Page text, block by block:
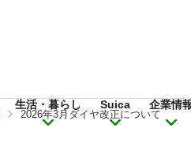
生活・暮らし Suica 企業情
2026年3月ダイヤ改正について